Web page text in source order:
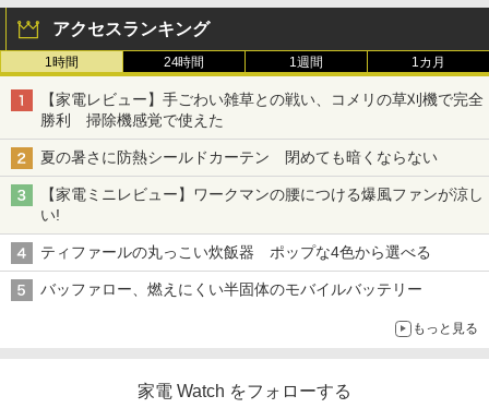
アクセスランキング
1時間 24時間 1週間 1カ月
【家電レビュー】手ごわい雑草との戦い、コメリの草刈機で完全
勝利 掃除機感覚で使えた
夏の暑さに防熱シールドカーテン 閉めても暗くならない
【家電ミニレビュー】ワークマンの腰につける爆風ファンが涼し
い!
ティファールの丸っこい炊飯器 ポップな4色から選べる
バッファロー、燃えにくい半固体のモバイルバッテリー
もっと見る
家電 Watch をフォローする